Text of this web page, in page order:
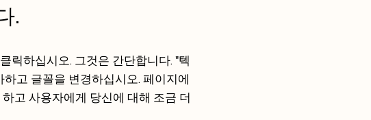
.
릭하십시오. 그것은 간단합니다. "텍
고 글꼴을 변경하십시오. 페이지에
고 사용자에게 당신에 대해 조금 더